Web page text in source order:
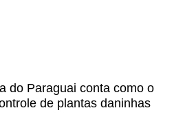
do Paraguai conta como o
de plantas daninhas